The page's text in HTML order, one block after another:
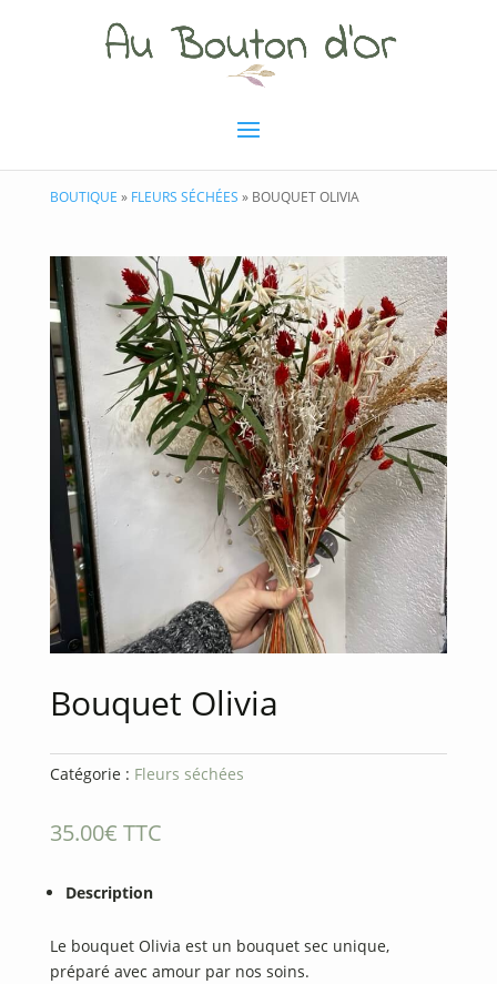
BOUTIQUE » FLEURS SÉCHÉES » BOUQUET OLIVIA
Bouquet Olivia
Catégorie : Fleurs séchées
35.00€ TTC
Description
Le bouquet Olivia est un bouquet sec unique,
préparé avec amour par nos soins.